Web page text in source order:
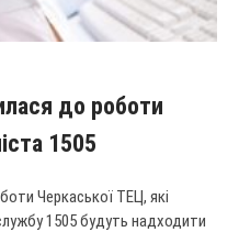
до роботи
1505
Черкаської ТЕЦ, які
1505 будуть надходити